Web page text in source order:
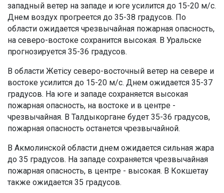
западный ветер на западе и юге усилится до 15-20 м/с.
Днем воздух прогреется до 35-38 градусов. По
области ожидается чрезвычайная пожарная опасность,
на северо-востоке сохранится высокая. В Уральске
прогнозируется 35-36 градусов.
В области Жетісу северо-восточный ветер на севере и
востоке усилится до 15-20 м/с. Днем ожидается 35-37
градусов. На юге и западе сохраняется высокая
пожарная опасность, на востоке и в центре -
чрезвычайная. В Талдыкоргане будет 35-36 градусов,
пожарная опасность останется чрезвычайной.
В Акмолинской области днем ожидается сильная жара
до 35 градусов. На западе сохраняется чрезвычайная
пожарная опасность, в центре - высокая. В Кокшетау
также ожидается 35 градусов.